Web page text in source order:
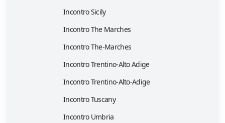
Incontro Sicily
Incontro The Marches
Incontro The-Marches
Incontro Trentino-Alto Adige
Incontro Trentino-Alto-Adige
Incontro Tuscany
Incontro Umbria